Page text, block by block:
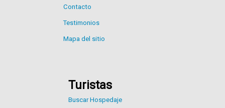
Contacto
Testimonios
Mapa del sitio
Turistas
Buscar Hospedaje